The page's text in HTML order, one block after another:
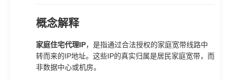
概念解释
家庭住宅代理IP，是指通过合法授权的家庭宽带线路中
转而来的IP地址。这些IP的真实归属是居民家庭宽带，而
非数据中心或机房。